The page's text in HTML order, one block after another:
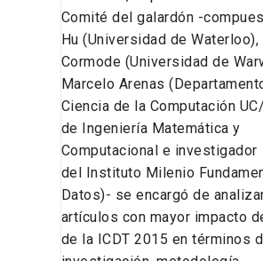
Comité del galardón -
Hu (Universidad de Waterloo),
Cormode (Universidad de
Marcelo Arenas
Ciencia de la Computación
de Ingeniería Matemática y
Computacional e investigador
del Instituto Milenio
Datos)- se encargó de
artículos con mayor impacto
de la ICDT 2015 en términos